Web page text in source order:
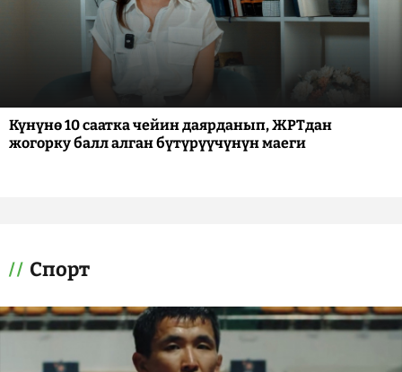
Күнүнө 10 саатка чейин даярданып, ЖРТдан
жогорку балл алган бүтүрүүчүнүн маеги
Спорт